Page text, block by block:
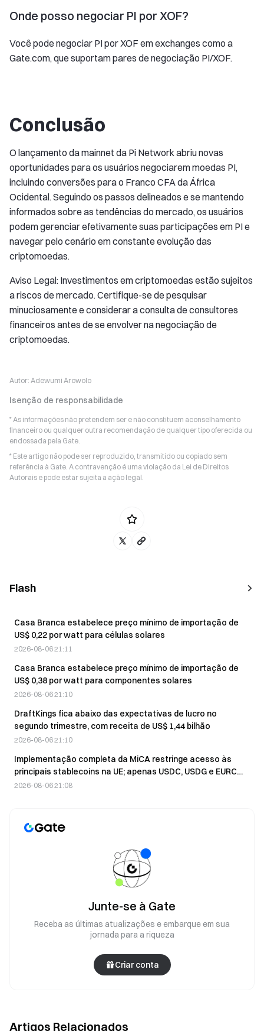
Onde posso negociar PI por XOF?
Você pode negociar PI por XOF em exchanges como a
Gate.com, que suportam pares de negociação PI/XOF.
Conclusão
O lançamento da mainnet da Pi Network abriu novas
oportunidades para os usuários negociarem moedas PI,
incluindo conversões para o Franco CFA da África
Ocidental. Seguindo os passos delineados e se mantendo
informados sobre as tendências do mercado, os usuários
podem gerenciar efetivamente suas participações em PI e
navegar pelo cenário em constante evolução das
criptomoedas.
Aviso Legal: Investimentos em criptomoedas estão sujeitos
a riscos de mercado. Certifique-se de pesquisar
minuciosamente e considerar a consulta de consultores
financeiros antes de se envolver na negociação de
criptomoedas.
Autor: Adewumi Arowolo
Isenção de responsabilidade
* As informações não pretendem ser e não constituem aconselhamento
financeiro ou qualquer outra recomendação de qualquer tipo oferecida ou
endossada pela Gate.
* Este artigo não pode ser reproduzido, transmitido ou copiado sem
referência à Gate. A contravenção é uma violação da Lei de Direitos
Autorais e pode estar sujeita a ação legal.
Flash
Casa Branca estabelece preço mínimo de importação de
US$ 0,22 por watt para células solares
2026-08-06 21:11
Casa Branca estabelece preço mínimo de importação de
US$ 0,38 por watt para componentes solares
2026-08-06 21:10
DraftKings fica abaixo das expectativas de lucro no
segundo trimestre, com receita de US$ 1,44 bilhão
2026-08-06 21:10
Implementação completa da MiCA restringe acesso às
principais stablecoins na UE; apenas USDC, USDG e EURC
são aprovadas
2026-08-06 21:08
Junte-se à Gate
Receba as últimas atualizações e embarque em sua
jornada para a riqueza
Criar conta
Artigos Relacionados